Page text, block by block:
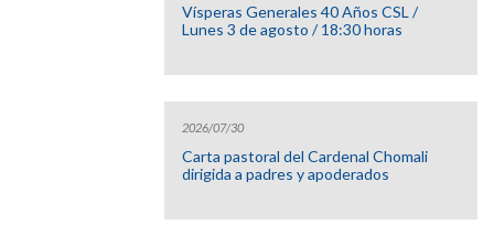
Vísperas Generales 40 Años CSL /
Lunes 3 de agosto / 18:30 horas
2026/07/30
Carta pastoral del Cardenal Chomali
dirigida a padres y apoderados